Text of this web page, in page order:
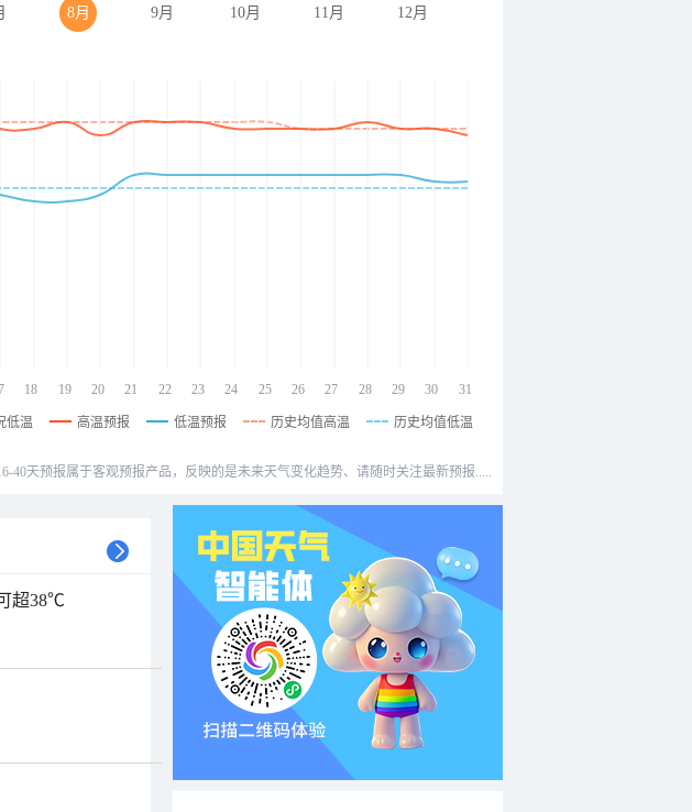
8月 9月 10月 11月 12月
18 19 20 21 22 23 24 25 26 27 28 29 30 31
低温 高温预报 低温预报 历史均值高温 历史均值低温
40天预报属于客观预报产品，反映的是未来天气变化趋势、请随时关注最新预报.....
超38℃